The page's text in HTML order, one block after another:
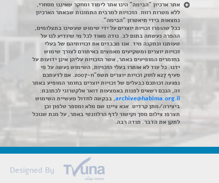
אתר ארכיון "הבימה" הינו אתר לימוד ומחקר שאיננו מסחרי,
ללא מטרות רווח. הזכויות למרבית התמונות שבאתר הארכיון
נמצאות בידי תיאטרון "הבימה".
ככל שהופרו זכויות יוצרים על ידי שימוש שעשינו בתצלומים,
ההפרה נעשתה בתום לב. נודה מאוד לכל מי שיודיע לנו על
טעותנו ונתקנה מיד. אנו מכבדים את זכויותיהם של בעלי
זכויות יוצרים ומשקיעים מאמצים באיתורם לצורך שימוש
בחומרים המופיעים באתר, אשר הזכויות עליהן אינן ידועות על
ידנו. כל עוד לא אותרו בעלי הזכויות, השימוש נעשה על פי
סעיף 27א לחוק זכויות יוצרים תשס"ח-2007. אם לדעתכם
נפגעה זכותכם כבעלים של זכויות יוצרים בחומר המופיע באתר
זה, הנכם רשאים לפנות באמצעות דואר אלקטרוני לכתובת:
archive@habima.org.il, בבקשה לחדול מעשיית השימוש
ביצירה/מתן קרדיט. אנא ציינו שם מלא ומספר טלפון וכן
תצרפו צילום מסך וקישור לדף הרלוונטי באתר, על מנת שנוכל
לתקן את הדבר. תודה רבה.
Designed By